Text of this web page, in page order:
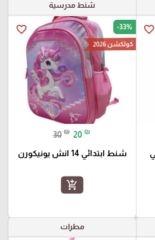
favorite_border
شنط مدرسية
favorite_border -33%
كولكشن 2026
30 ₪ 20 ₪
شنط ابتدائي 14 انش يونيكورن
add_shopping_cart
مطرات